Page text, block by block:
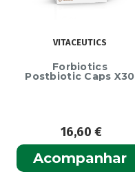
VITACEUTICS
Forbiotics
Postbiotic Caps X30
16,60€
Acompanhar